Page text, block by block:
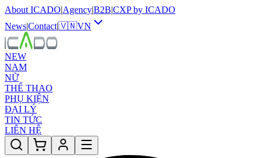
About ICADO|Agency|B2B|CXP by ICADO
News|Contact|🇻🇳VN
NEW
NAM
NỮ
THỂ THAO
PHỤ KIỆN
ĐẠI LÝ
TIN TỨC
LIÊN HỆ